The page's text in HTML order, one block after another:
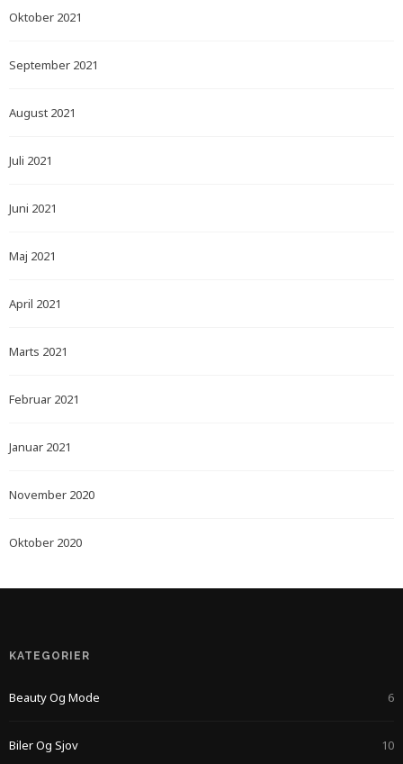
Oktober 2021
September 2021
August 2021
Juli 2021
Juni 2021
Maj 2021
April 2021
Marts 2021
Februar 2021
Januar 2021
November 2020
Oktober 2020
KATEGORIER
Beauty Og Mode 6
Biler Og Sjov 10